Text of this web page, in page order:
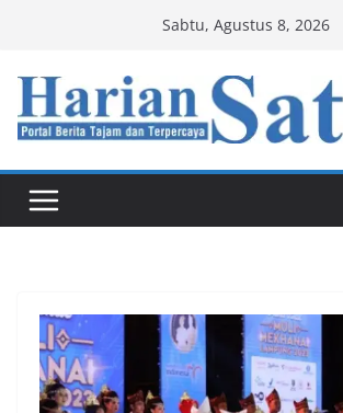
content
Sabtu, Agustus 8, 2026